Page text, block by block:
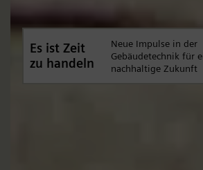
Es ist Zeit
zu handeln
Neue Impulse in der
Gebäudetechnik für
nachhaltige Zukunft